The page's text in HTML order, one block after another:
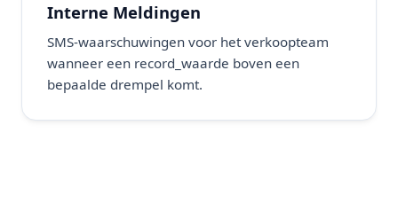
Interne Meldingen
SMS-waarschuwingen voor het verkoopteam
wanneer een record_waarde boven een
bepaalde drempel komt.